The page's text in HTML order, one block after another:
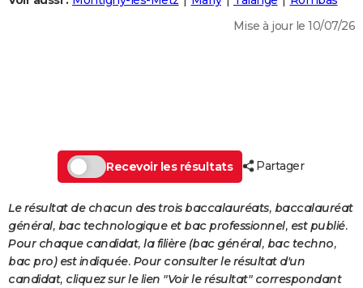
DICTIONNAIRE
Dictionnaire
Biographies
Expressions
Proverbes
PROGRAMME TV
COPAINS D'AVANT
S'inscrire
Se connecter
Lycées
Collèges
Primaires
Universités
Entreprises
Service militaire
Avis de recherche
AVIS DE DÉCÈS
FORUM
Mise à jour le 10/07/26
Recevoir les résultats Partager
Le résultat de chacun des trois baccalauréats, baccalauréat
général, bac technologique et bac professionnel, est publié.
Pour chaque candidat, la filière (bac général, bac techno,
bac pro) est indiquée. Pour consulter le résultat d'un
candidat, cliquez sur le lien "Voir le résultat" correspondant